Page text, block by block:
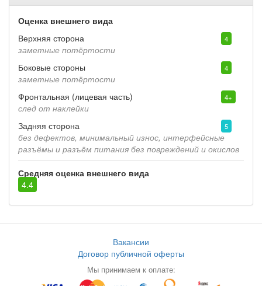
Оценка внешнего вида
Верхняя сторона
4
заметные потёртости
Боковые стороны
4
заметные потёртости
Фронтальная (лицевая часть)
4+
след от наклейки
Задняя сторона
5
без дефектов, минимальный износ, интерфейсные
разъёмы и разъём питания без повреждений и окислов
Средняя оценка внешнего вида
4.4
Вакансии
Договор публичной оферты
Мы принимаем к оплате: